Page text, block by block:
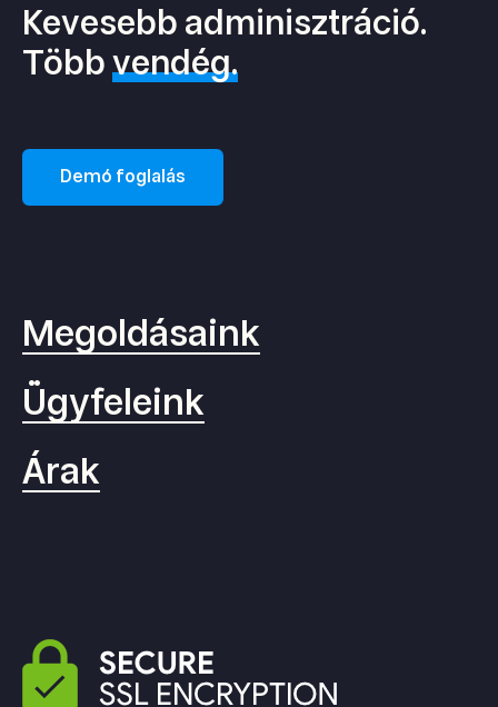
Kevesebb adminisztráció.
Többvendég.
Demó foglalás
Megoldásaink
Ügyfeleink
Árak